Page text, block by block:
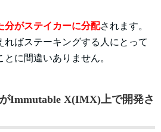
分がステイカーに分配されます。
ればステーキングする人にとって
に間違いありません。
Immutable X(IMX)上で開発さ